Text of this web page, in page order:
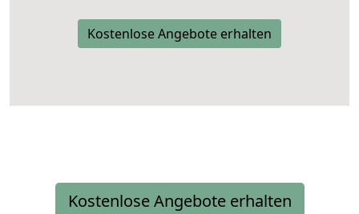
Kostenlose Angebote erhalten
Kostenlose Angebote erhalten